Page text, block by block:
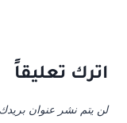
اترك تعليقاً
لن يتم نشر عنوان بريدك